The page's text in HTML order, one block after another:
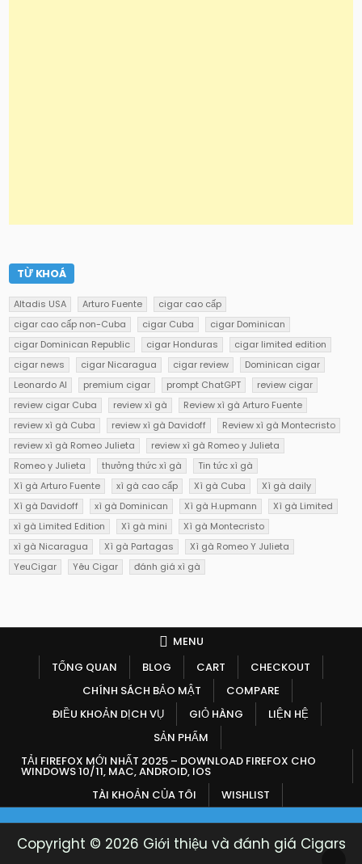
TỪ KHOÁ
Altadis USA Arturo Fuente
cigar cao cấp
cigar cao cấp non-Cuba
cigar Cuba
cigar Dominican
cigar Dominican Republic
cigar Honduras
cigar limited edition
cigar news
cigar Nicaragua cigar review
Dominican cigar
Leonardo AI
premium cigar prompt ChatGPT
review cigar
review cigar Cuba
review xì gà
Review xì gà Arturo Fuente
review xì gà Cuba
review xì gà Davidoff
Review xì gà Montecristo
review xì gà Romeo Julieta
review xì gà Romeo y Julieta
Romeo y Julieta
thưởng thức xì gà
Tin tức xì gà
Xì gà Arturo Fuente
xì gà cao cấp Xì gà Cuba
Xì gà daily
Xì gà Davidoff
xì gà Dominican Xì gà H.upmann
Xì gà Limited
xì gà Limited Edition
Xì gà mini
Xì gà Montecristo
xì gà Nicaragua
Xì gà Partagas
Xì gà Romeo Y Julieta
YeuCigar
Yêu Cigar đánh giá xì gà
MENU
TỔNG QUAN
BLOG CART
CHECKOUT
CHÍNH SÁCH BẢO MẬT
COMPARE
ĐIỀU KHOẢN DỊCH VỤ
GIỎ HÀNG
LIỆN HỆ
SẢN PHẨM
TẢI FIREFOX MỚI NHẤT 2025 – DOWNLOAD FIREFOX CHO
WINDOWS 10/11, MAC, ANDROID, IOS
TÀI KHOẢN CỦA TÔI
WISHLIST
Copyright © 2026 Giới thiệu và đánh giá Cigars